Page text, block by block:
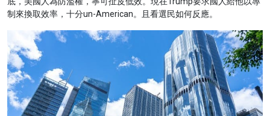
制來換取效率，十分un-American。且看選民如何反應。